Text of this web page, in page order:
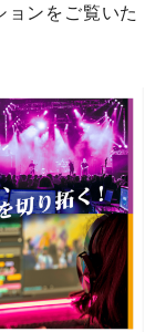
ンをご覧いた